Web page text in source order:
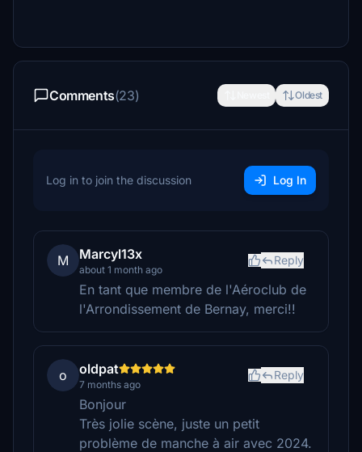
Comments(23) Oldest
Log in to join the discussion Log In
M Marcyl13x
about 1 month ago
Reply
En tant que membre de l'Aéroclub de
l'Arrondissement de Bernay, merci!!
o oldpat
7 months ago
Reply
Bonjour
Très jolie scène, juste un petit
problème de manche à air avec 2024.